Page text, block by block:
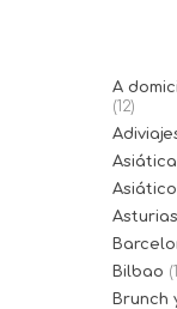
A
(12)
Asiática
Asiático
Asturias
Bilbao
Brunch